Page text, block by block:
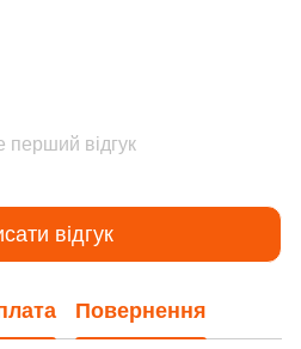
перший відгук
відгук
Повернення